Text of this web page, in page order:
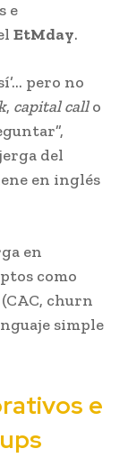
e
EtMday.
pero no
, capital callo
del
en inglés
en
como
churn
simple
e